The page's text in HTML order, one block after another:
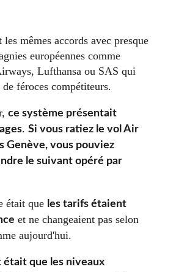
mêmes accords avec presque
européennes comme
Lufthansa ou SAS qui
féroces compétiteurs.
ce système présentait
. Si vous ratiez le vol Air
Genève, vous pouviez
le suivant opéré par
était que les tarifs étaient
et ne changeaient pas selon
aujourd'hui.
était que les niveaux